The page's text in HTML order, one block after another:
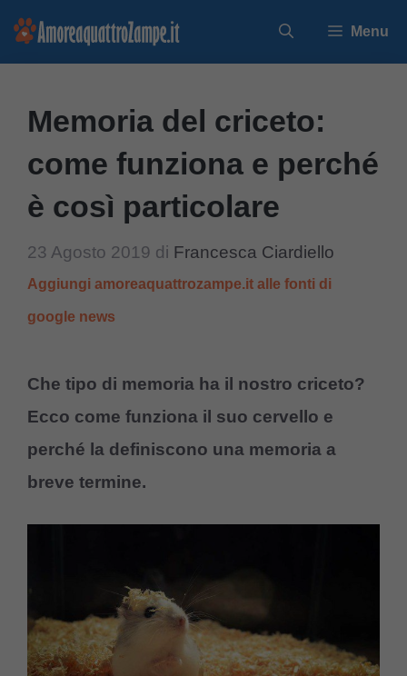
Vai
Menu
Memoria del criceto:
come funziona e perché
è così particolare
23 Agosto 2019 di Francesca Ciardiello
Aggiungi amoreaquattrozampe.it alle fonti di
google news
Che tipo di memoria ha il nostro criceto?
Ecco come funziona il suo cervello e
perché la definiscono una memoria a
breve termine.